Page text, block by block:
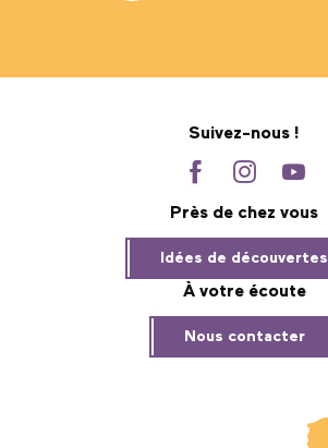
Suivez-nous !
Près de chez vous
Idées de découvertes
À votre écoute
Nous contacter